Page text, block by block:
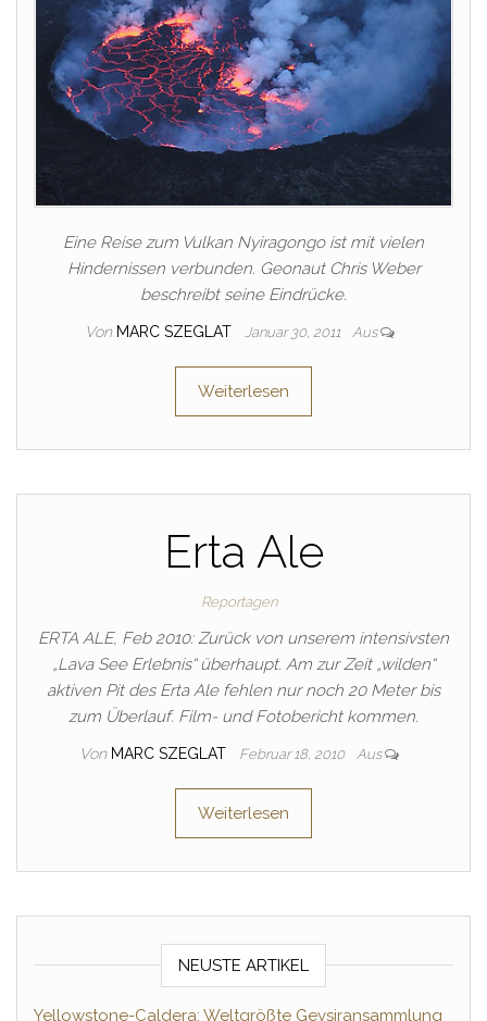
Eine Reise zum Vulkan Nyiragongo ist mit vielen
Hindernissen verbunden. Geonaut Chris Weber
beschreibt seine Eindrücke.
Von MARC SZEGLAT Januar 30, 2011 Aus
Weiterlesen
Erta Ale
Reportagen
ERTA ALE, Feb 2010: Zurück von unserem intensivsten
„Lava See Erlebnis“ überhaupt. Am zur Zeit „wilden“
aktiven Pit des Erta Ale fehlen nur noch 20 Meter bis
zum Überlauf. Film- und Fotobericht kommen.
Von MARC SZEGLAT Februar 18, 2010 Aus
Weiterlesen
NEUSTE ARTIKEL
Yellowstone-Caldera: Weltgrößte Geysiransammlung